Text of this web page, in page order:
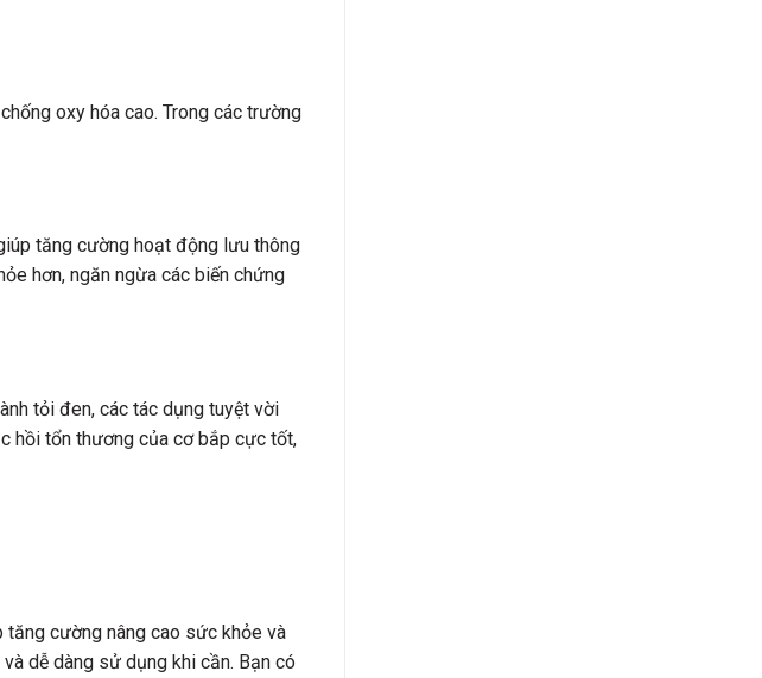
oxy hóa cao. Trong các trường
tăng cường hoạt động lưu thông
hơn, ngăn ngừa các biến chứng
tỏi đen, các tác dụng tuyệt vời
hồi tổn thương của cơ bắp cực tốt,
cường nâng cao sức khỏe và
dễ dàng sử dụng khi cần. Bạn có